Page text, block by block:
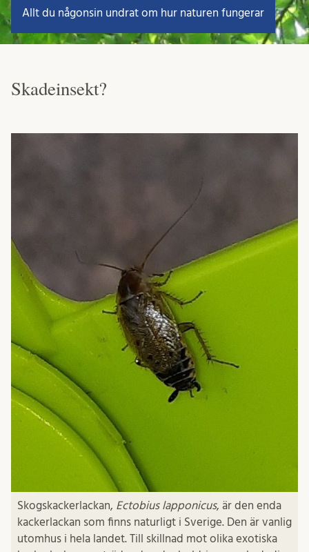
Allt du någonsin undrat om hur naturen fungerar
Skadeinsekt?
Skogskackerlackan, Ectobius lapponicus, är den enda
kackerlackan som finns naturligt i Sverige. Den är vanlig
utomhus i hela landet. Till skillnad mot olika exotiska